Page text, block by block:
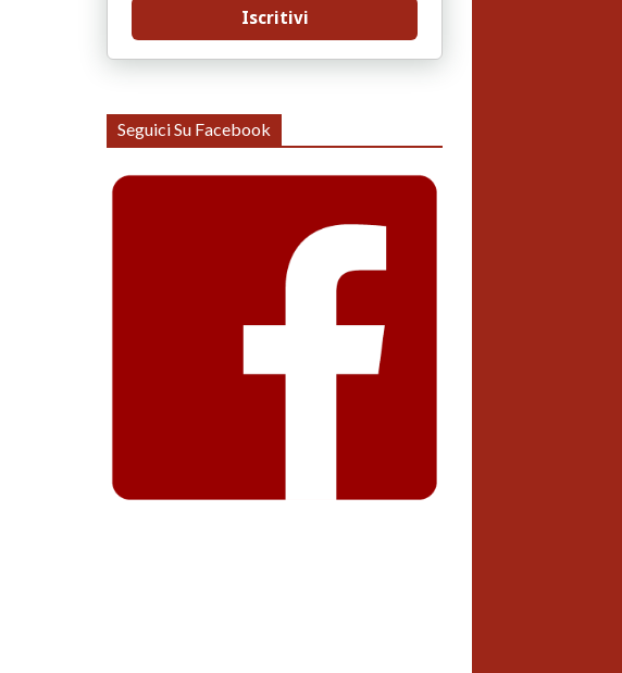
Iscritivi
Seguici Su Facebook